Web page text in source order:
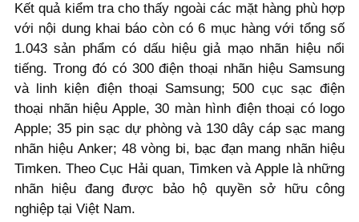
Kết quả kiểm tra cho thấy ngoài các mặt hàng phù hợp
với nội dung khai báo còn có 6 mục hàng với tổng số
1.043 sản phẩm có dấu hiệu giả mạo nhãn hiệu nổi
tiếng. Trong đó có 300 điện thoại nhãn hiệu Samsung
và linh kiện điện thoại Samsung; 500 cục sạc điện
thoại nhãn hiệu Apple, 30 màn hình điện thoại có logo
Apple; 35 pin sạc dự phòng và 130 dây cáp sạc mang
nhãn hiệu Anker; 48 vòng bi, bạc đạn mang nhãn hiệu
Timken. Theo Cục Hải quan, Timken và Apple là những
nhãn hiệu đang được bảo hộ quyền sở hữu công
nghiệp tại Việt Nam.